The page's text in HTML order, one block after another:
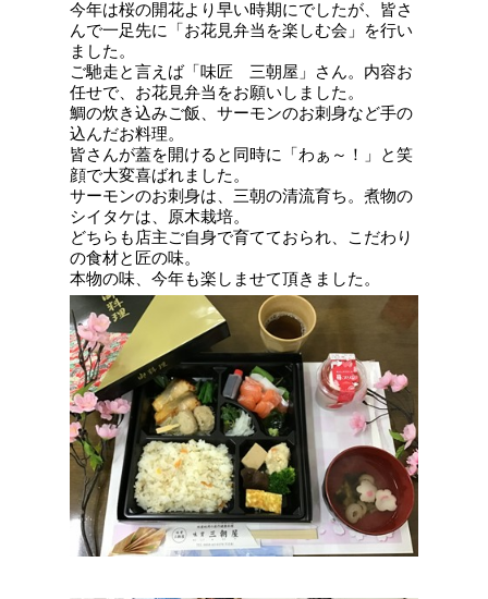
今年は桜の開花より早い時期にでしたが、皆さ
んで一足先に「お花見弁当を楽しむ会」を行い
ました。
ご馳走と言えば「味匠 三朝屋」さん。内容お
任せで、お花見弁当をお願いしました。
鯛の炊き込みご飯、サーモンのお刺身など手の
込んだお料理。
皆さんが蓋を開けると同時に「わぁ～！」と笑
顔で大変喜ばれました。
サーモンのお刺身は、三朝の清流育ち。煮物の
シイタケは、原木栽培。
どちらも店主ご自身で育てておられ、こだわり
の食材と匠の味。
本物の味、今年も楽しませて頂きました。